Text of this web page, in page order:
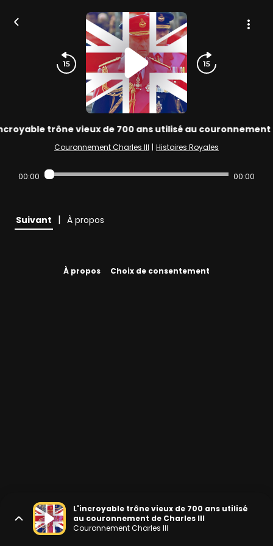
trône vieux de 700 ans utilisé au couronnement
Couronnement Charles III | Histoires Royales
00:00 00:00
Suivant | À propos
À propos Choix de consentement
L'incroyable trône vieux de 700 ans utilisé
au couronnement de Charles III
Couronnement Charles III